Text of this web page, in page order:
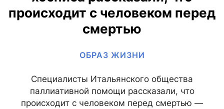
происходит с человеком перед
смертью
ОБРАЗ ЖИЗНИ
Специалисты Итальянского общества
паллиативной помощи рассказали, что
происходит с человеком перед смертью —